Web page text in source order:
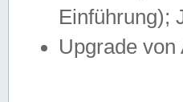
Einführung);
Upgrade von